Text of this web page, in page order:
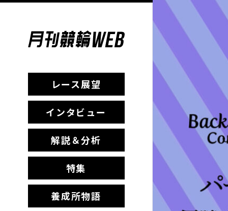
レース展望
インタビュー
解説＆分析
特集
養成所物語